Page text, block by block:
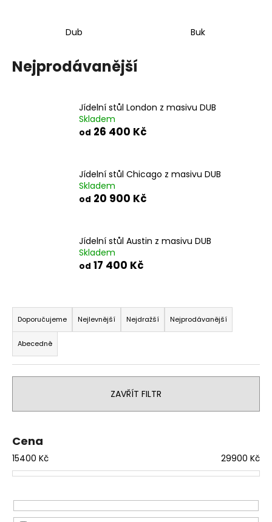
Dub Buk
Nejprodávanější
Jídelní stůl London z masivu DUB
Skladem
od 26 400 Kč
Jídelní stůl Chicago z masivu DUB
Skladem
od 20 900 Kč
Jídelní stůl Austin z masivu DUB
Skladem
od 17 400 Kč
Ř
a
z
e
n
r
d
u
k
t
ů
Doporučujeme Nejlevnější Nejdražší Nejprodávanější
Abecedně
ZAVŘÍT FILTR
Cena
15400 Kč 29900 Kč
HLEDAT
m
e